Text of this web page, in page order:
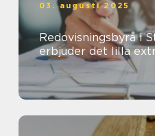
03. augusti 2025
Redovisningsbyrå i
erbjuder det lilla